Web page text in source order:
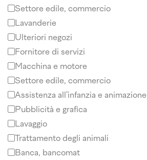
Settore edile, commercio
Lavanderie
Ulteriori negozi
Fornitore di servizi
Macchina e motore
Settore edile, commercio
Assistenza all'infanzia e animazione
Pubblicità e grafica
Lavaggio
Trattamento degli animali
Banca, bancomat